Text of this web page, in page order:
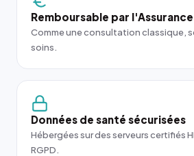
Remboursable par
Comme une consultation classique,
soins.
Données de santé sécurisées
Hébergées sur des serveurs certifiés
RGPD.